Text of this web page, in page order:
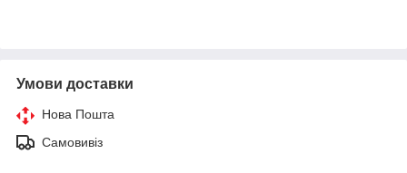
Умови доставки
Нова Пошта
Самовивіз